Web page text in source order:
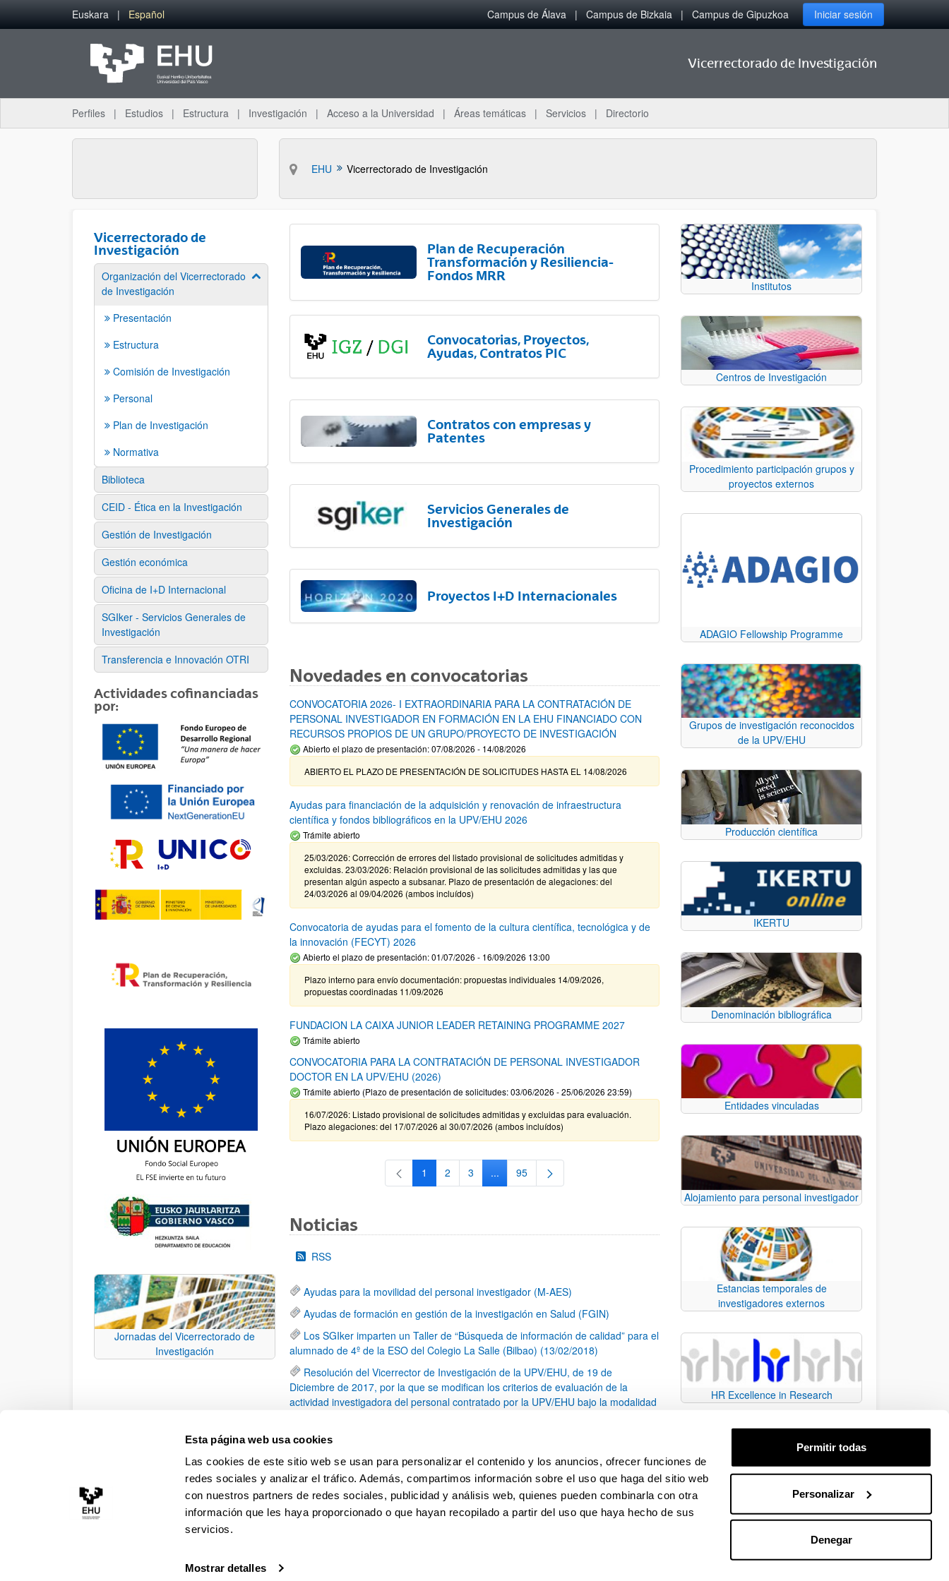
Esta página web usa cookies
Las cookies de este sitio web se usan para personalizar el contenido y los anuncios, ofrecer funciones de
redes sociales y analizar el tráfico. Además, compartimos información sobre el uso que haga del sitio web
con nuestros partners de redes sociales, publicidad y análisis web, quienes pueden combinarla con otra
información que les haya proporcionado o que hayan recopilado a partir del uso que haya hecho de sus
servicios.
Mostrar detalles
Permitir todas
Personalizar
Denegar
Saltar al contenido principal
Euskara Español Campus de Álava Campus de Bizkaia Campus de Gipuzkoa Iniciar sesión
Vicerrectorado de Investigación
Perfiles Estudios Estructura Investigación Acceso a la Universidad Áreas temáticas Servicios Directorio
EHU Vicerrectorado de Investigación
Vicerrectorado de
Investigación
Organización del Vicerrectorado
de Investigación
Mostrar/ocultar subpáginas
Presentación
Estructura
Comisión de Investigación
Personal
Plan de Investigación
Normativa
Biblioteca
CEID - Ética en la Investigación
Gestión de Investigación
Gestión económica
Oficina de I+D Internacional
SGIker - Servicios Generales de
Investigación
Transferencia e Innovación OTRI
Actividades cofinanciadas
por:
Jornadas del Vicerrectorado de
Investigación
Plan de Recuperación
Transformación y Resiliencia-
Fondos MRR
Convocatorias, Proyectos,
Ayudas, Contratos PIC
Contratos con empresas y
Patentes
Servicios Generales de
Investigación
Proyectos I+D Internacionales
Novedades en convocatorias
CONVOCATORIA 2026- I EXTRAORDINARIA PARA LA CONTRATACIÓN DE
PERSONAL INVESTIGADOR EN FORMACIÓN EN LA EHU FINANCIADO CON
RECURSOS PROPIOS DE UN GRUPO/PROYECTO DE INVESTIGACIÓN
Abierto el plazo de presentación: 07/08/2026 - 14/08/2026
ABIERTO EL PLAZO DE PRESENTACIÓN DE SOLICITUDES HASTA EL 14/08/2026
Ayudas para financiación de la adquisición y renovación de infraestructura
científica y fondos bibliográficos en la UPV/EHU 2026
Trámite abierto
25/03/2026: Corrección de errores del listado provisional de solicitudes admitidas y
excluidas. 23/03/2026: Relación provisional de las solicitudes admitidas y las que
presentan algún aspecto a subsanar. Plazo de presentación de alegaciones: del
24/03/2026 al 09/04/2026 (ambos incluídos)
Convocatoria de ayudas para el fomento de la cultura científica, tecnológica y de
la innovación (FECYT) 2026
Abierto el plazo de presentación: 01/07/2026 - 16/09/2026 13:00
Plazo interno para envío documentación: propuestas individuales 14/09/2026,
propuestas coordinadas 11/09/2026
FUNDACION LA CAIXA JUNIOR LEADER RETAINING PROGRAMME 2027
Trámite abierto
CONVOCATORIA PARA LA CONTRATACIÓN DE PERSONAL INVESTIGADOR
DOCTOR EN LA UPV/EHU (2026)
Trámite abierto (Plazo de presentación de solicitudes: 03/06/2026 - 25/06/2026 23:59)
16/07/2026: Listado provisional de solicitudes admitidas y excluidas para evaluación.
Plazo alegaciones: del 17/07/2026 al 30/07/2026 (ambos incluídos)
Página
1 Página
2 Página
3 ...Páginas intermedias Use TAB para desplazarse.
Página
95
Noticias
RSS
Ayudas para la movilidad del personal investigador (M-AES)
Ayudas de formación en gestión de la investigación en Salud (FGIN)
Los SGIker imparten un Taller de “Búsqueda de información de calidad” para el
alumnado de 4º de la ESO del Colegio La Salle (Bilbao) (13/02/2018)
Resolución del Vicerrector de Investigación de la UPV/EHU, de 19 de
Diciembre de 2017, por la que se modifican los criterios de evaluación de la
actividad investigadora del personal contratado por la UPV/EHU bajo la modalidad
Maite Fuentes, técnica del animalario de los Servicios Generales de
española para las ciencias del animal de laboratorio (SECAL) (12/12/2017)
Página
1 ...Páginas intermedias Use TAB para desplazarse.
Página
14 Página
15 Página
16 ...Páginas intermedias Use TAB para desplazarse.
Página
79
Institutos
Centros de Investigación
Procedimiento participación grupos y
proyectos externos
ADAGIO Fellowship Programme
Grupos de investigación reconocidos
de la UPV/EHU
Producción científica
IKERTU
Denominación bibliográfica
Entidades vinculadas
Alojamiento para personal investigador
Estancias temporales de
investigadores externos
HR Excellence in Research